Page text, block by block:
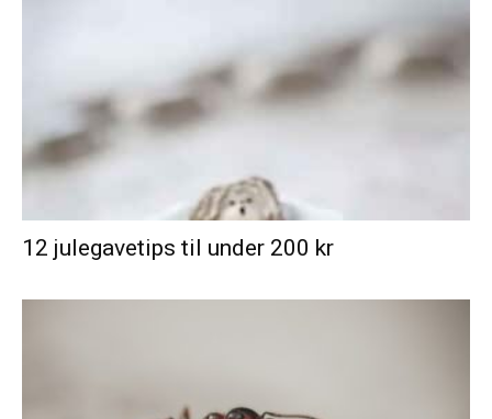
12 julegavetips til under 200 kr